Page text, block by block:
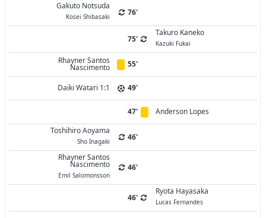
Gakuto Notsuda
Kosei Shibasaki 76'
75'
Takuro Kaneko
Kazuki Fukai
Rhayner Santos
Nascimento 55'
Daiki Watari 1:1 49'
47'
Anderson Lopes
Toshihiro Aoyama
Sho Inagaki
46'
Rhayner Santos
Nascimento
Emil Salomonsson
46'
46'
Ryota Hayasaka
Lucas Fernandes